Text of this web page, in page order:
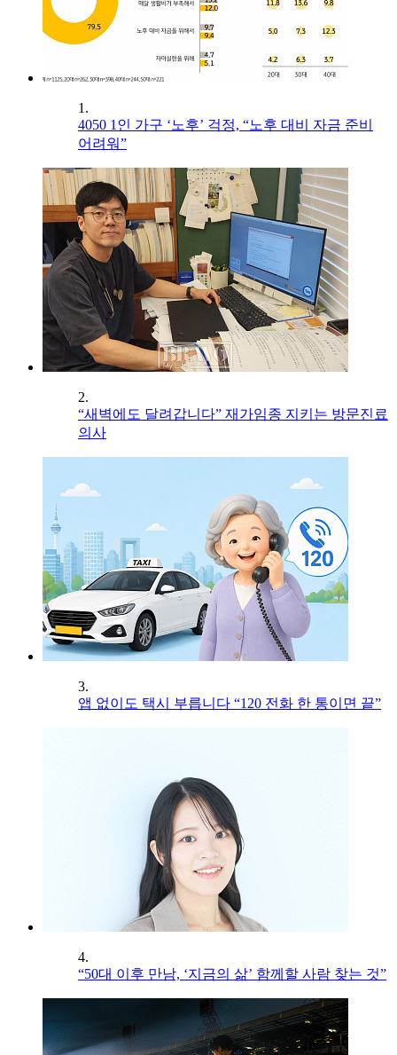
1.
4050 1인 가구 ‘노후’ 걱정, “노후 대비 자금 준비
어려워”
2.
“새벽에도 달려갑니다” 재가임종 지키는 방문진료
의사
3.
앱 없이도 택시 부릅니다 “120 전화 한 통이면 끝”
4.
“50대 이후 만남, ‘지금의 삶’ 함께할 사람 찾는 것”